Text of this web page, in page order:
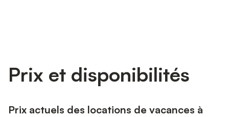
Prix et disponibilités
Prix actuels des locations de vacances à